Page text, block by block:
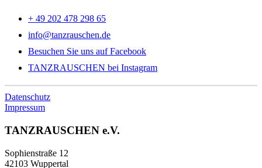
+ 49 202 478 298 65
info@tanzrauschen.de
Besuchen Sie uns auf Facebook
TANZRAUSCHEN bei Instagram
Datenschutz
Impressum
TANZRAUSCHEN e.V.
Sophienstraße 12
42103 Wuppertal